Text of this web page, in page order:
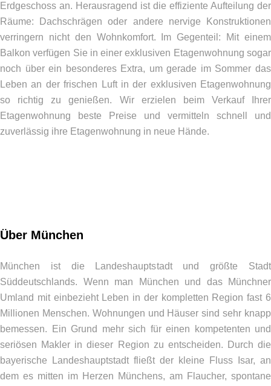
Erdgeschoss an. Herausragend ist die effiziente Aufteilung der
Räume: Dachschrägen oder andere nervige Konstruktionen
verringern nicht den Wohnkomfort. Im Gegenteil: Mit einem
Balkon verfügen Sie in einer exklusiven Etagenwohnung sogar
noch über ein besonderes Extra, um gerade im Sommer das
Leben an der frischen Luft in der exklusiven Etagenwohnung
so richtig zu genießen. Wir erzielen beim Verkauf Ihrer
Etagenwohnung beste Preise und vermitteln schnell und
zuverlässig ihre Etagenwohnung in neue Hände.
Über München
München ist die Landeshauptstadt und größte Stadt
Süddeutschlands. Wenn man München und das Münchner
Umland mit einbezieht Leben in der kompletten Region fast 6
Millionen Menschen. Wohnungen und Häuser sind sehr knapp
bemessen. Ein Grund mehr sich für einen kompetenten und
seriösen Makler in dieser Region zu entscheiden. Durch die
bayerische Landeshauptstadt fließt der kleine Fluss Isar, an
dem es mitten im Herzen Münchens, am Flaucher, spontane